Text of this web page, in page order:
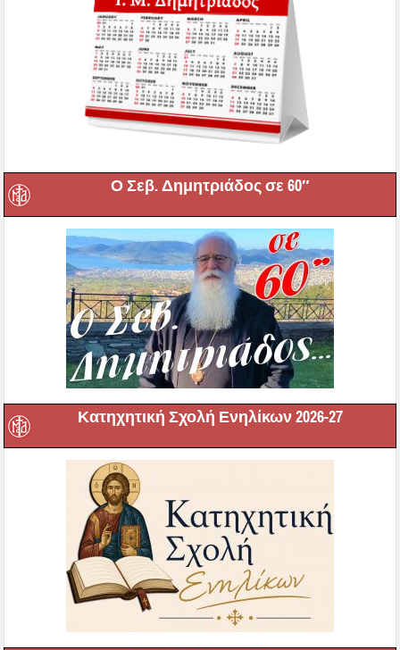
Ο Σεβ. Δημητριάδος σε 60″
Κατηχητική Σχολή Ενηλίκων 2026-27